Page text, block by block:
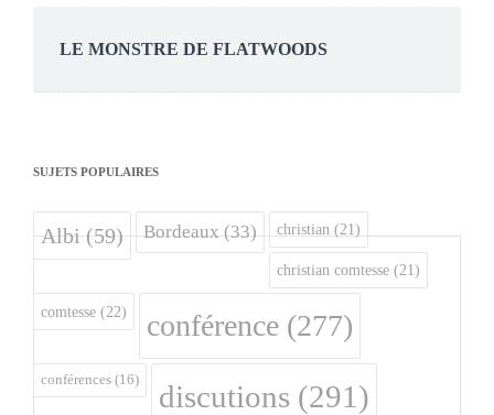
LE MONSTRE DE FLATWOODS
SUJETS POPULAIRES
Albi(59) Bordeaux(33) christian (21)
christian comtesse (21)
comtesse (22) conférence (277)
conférences (16) discutions (291)